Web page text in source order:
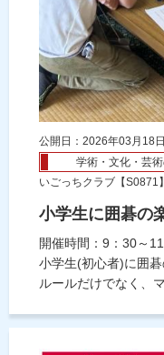
公開日：2026年03月18日
学術・文化・芸
いごっちクラブ【S0871】
小学生に囲碁の
開催時間：9：30～
小学生(初心者)に囲碁
ルールだけでなく、